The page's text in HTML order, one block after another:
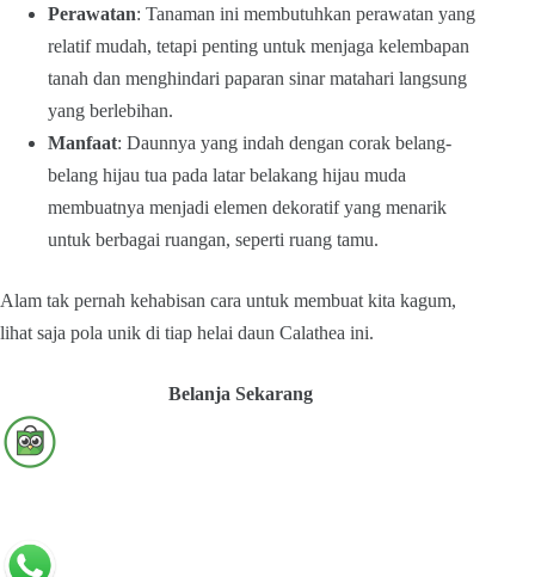
Perawatan: Tanaman ini membutuhkan perawatan yang
relatif mudah, tetapi penting untuk menjaga kelembapan
tanah dan menghindari paparan sinar matahari langsung
yang berlebihan.
Manfaat: Daunnya yang indah dengan corak belang-
belang hijau tua pada latar belakang hijau muda
membuatnya menjadi elemen dekoratif yang menarik
untuk berbagai ruangan, seperti ruang tamu.
Alam tak pernah kehabisan cara untuk membuat kita kagum,
lihat saja pola unik di tiap helai daun Calathea ini.
Belanja Sekarang